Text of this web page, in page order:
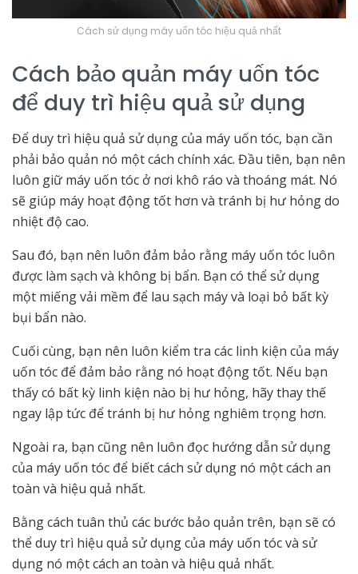
Cách sử dụng máy uốn tóc hiệu quả nhất
Cách bảo quản máy uốn tóc
để duy trì hiệu quả sử dụng
Để duy trì hiệu quả sử dụng của máy uốn tóc, bạn cần
phải bảo quản nó một cách chính xác. Đầu tiên, bạn nên
luôn giữ máy uốn tóc ở nơi khô ráo và thoáng mát. Nó
sẽ giúp máy hoạt động tốt hơn và tránh bị hư hỏng do
nhiệt độ cao.
Sau đó, bạn nên luôn đảm bảo rằng máy uốn tóc luôn
được làm sạch và không bị bẩn. Bạn có thể sử dụng
một miếng vải mềm để lau sạch máy và loại bỏ bất kỳ
bụi bẩn nào.
Cuối cùng, bạn nên luôn kiểm tra các linh kiện của máy
uốn tóc để đảm bảo rằng nó hoạt động tốt. Nếu bạn
thấy có bất kỳ linh kiện nào bị hư hỏng, hãy thay thế
ngay lập tức để tránh bị hư hỏng nghiêm trọng hơn.
Ngoài ra, bạn cũng nên luôn đọc hướng dẫn sử dụng
của máy uốn tóc để biết cách sử dụng nó một cách an
toàn và hiệu quả nhất.
Bằng cách tuân thủ các bước bảo quản trên, bạn sẽ có
thể duy trì hiệu quả sử dụng của máy uốn tóc và sử
dụng nó một cách an toàn và hiệu quả nhất.